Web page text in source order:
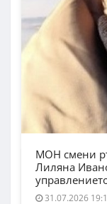
МОН смени
Лиляна
31.07.2026